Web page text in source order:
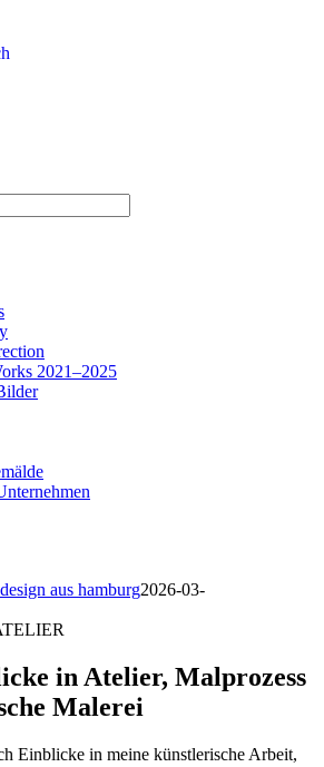
2021–2025
aus hamburg2026-03-
in Atelier, Malprozess
Malerei
Einblicke in meine künstlerische Arbeit,